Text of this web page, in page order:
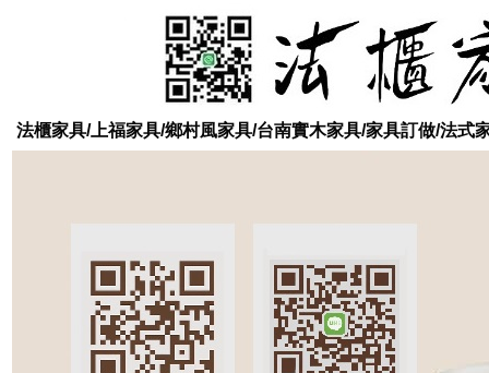
法櫃家具/上福家具/鄉村風家具/台南實木家具/家具訂做/法式